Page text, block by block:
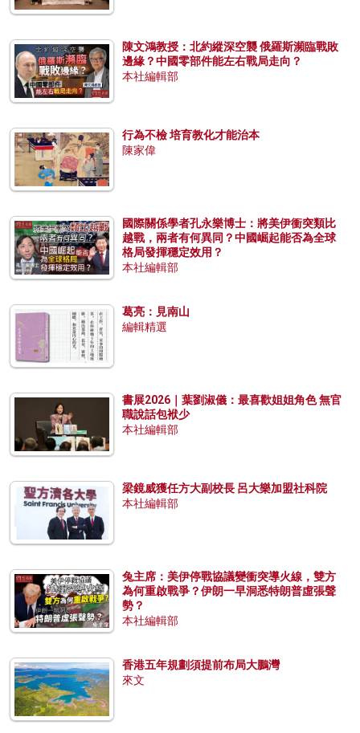
陳文鴻教授：北約縱深空襲 俄羅斯瀕臨戰敗
邊緣？中國零部件能左右戰局走向？
本社編輯部
行為不檢 培育教化才能治本
陳家偉
國際關係學者孔永樂博士：將美伊衝突類比
越戰，兩者有何異同？中國崛起能否為全球
格局發揮穩定效用？
本社編輯部
葛亮：見南山
編輯精選
書展2026｜葉劉淑儀：最喜歡姐姐角色 無官
職說話包袱少
本社編輯部
梁鏡威獲任方大副校長 呂大樂加盟社科院
本社編輯部
兔主席：美伊停戰協議變衝突導火線，雙方
為何重啟戰爭？伊朗一早洞悉特朗普虛張聲
勢？
本社編輯部
香港五年規劃須提前布局大鵬灣
來文